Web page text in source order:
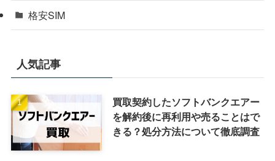
格安SIM
人気記事
買取契約したソフトバンクエアー
を解約後に再利用や売ることはで
きる？処分方法について徹底調査